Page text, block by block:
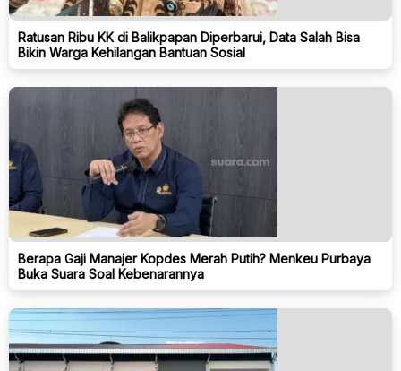
Ratusan Ribu KK di Balikpapan Diperbarui, Data Salah Bisa
Bikin Warga Kehilangan Bantuan Sosial
Berapa Gaji Manajer Kopdes Merah Putih? Menkeu Purbaya
Buka Suara Soal Kebenarannya